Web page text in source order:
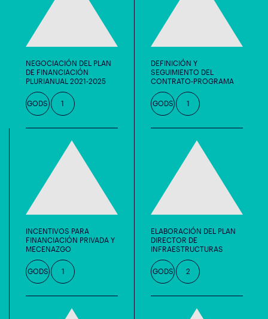
NEGOCIACIÓN DEL PLAN
DE FINANCIACIÓN
PLURIANUAL 2021-2025
GODS 1
DEFINICIÓN Y
SEGUIMIENTO DEL
CONTRATO-PROGRAMA
GODS 1
INCENTIVOS PARA
FINANCIACIÓN PRIVADA Y
MECENAZGO
GODS 1
ELABORACIÓN DEL PLAN
DIRECTOR DE
INFRAESTRUCTURAS
GODS 2